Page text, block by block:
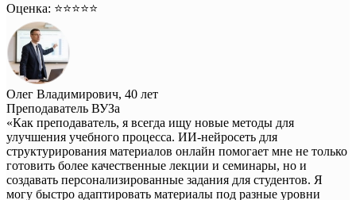
Оценка: ⭐️⭐️⭐️⭐️⭐️
Олег Владимирович, 40 лет
Преподаватель ВУЗа
«Как преподаватель, я всегда ищу новые методы для
улучшения учебного процесса. ИИ-нейросеть для
структурирования материалов онлайн помогает мне не только
готовить более качественные лекции и семинары, но и
создавать персонализированные задания для студентов. Я
могу быстро адаптировать материалы под разные уровни